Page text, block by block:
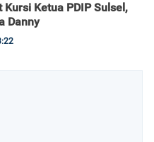
Kursi Ketua PDIP Sulsel,
Danny